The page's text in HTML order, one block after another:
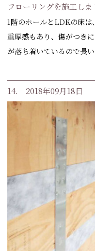
フローリングを施工し
1階のホールとLDKの床は
重厚感もあり、傷がつき
が落ち着いているので長
14. 2018年09月18日